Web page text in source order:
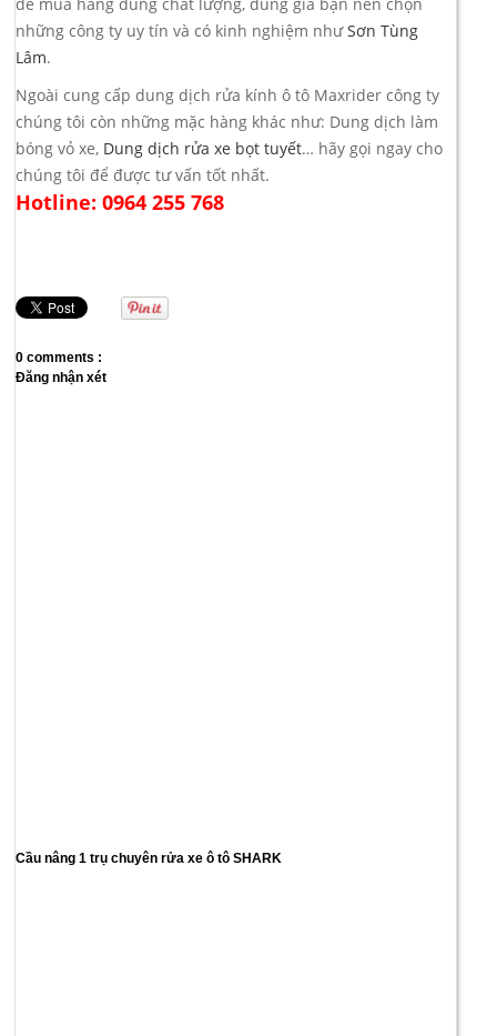
những công ty uy tín và có kinh nghiệm nhưSơn Tùng
Lâm.
Ngoài cung cấp dung dịch rửa kính ô tô Maxrider công ty
chúng tôi còn những mặc hàng khác như: Dung dịch làm
bóng vỏ xe, Dung dịch rửa xe bọt tuyết… hãy gọi ngay cho
chúng tôi để được tư vấn tốt nhất.
Hotline: 0964 255 768
0 comments :
Đăng nhận xét
Cầu nâng 1 trụ chuyên rửa xe ô tô SHARK